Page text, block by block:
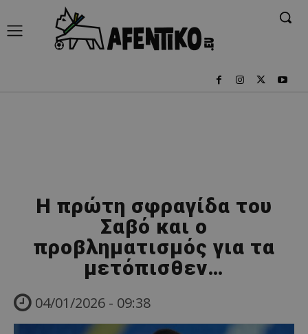
Η πρώτη σφραγίδα του
Σαβό και ο
προβληματισμός για τα
μετόπισθεν…
04/01/2026 - 09:38